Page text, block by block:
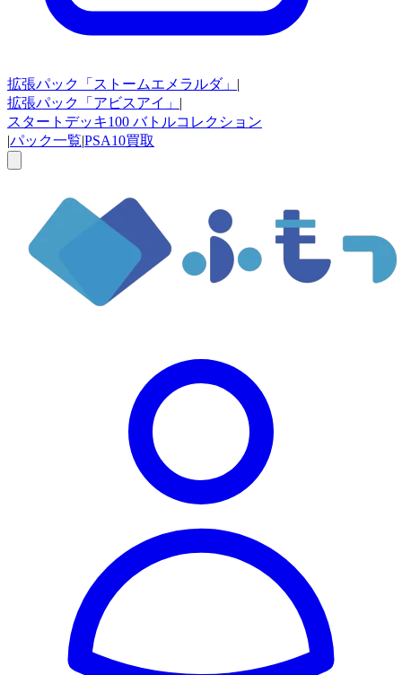
拡張パック 「ストームエメラルダ」 |
拡張パック
「アビスアイ」 |
スタートデッキ100 バトルコレクション
|パック一覧|PSA10買取